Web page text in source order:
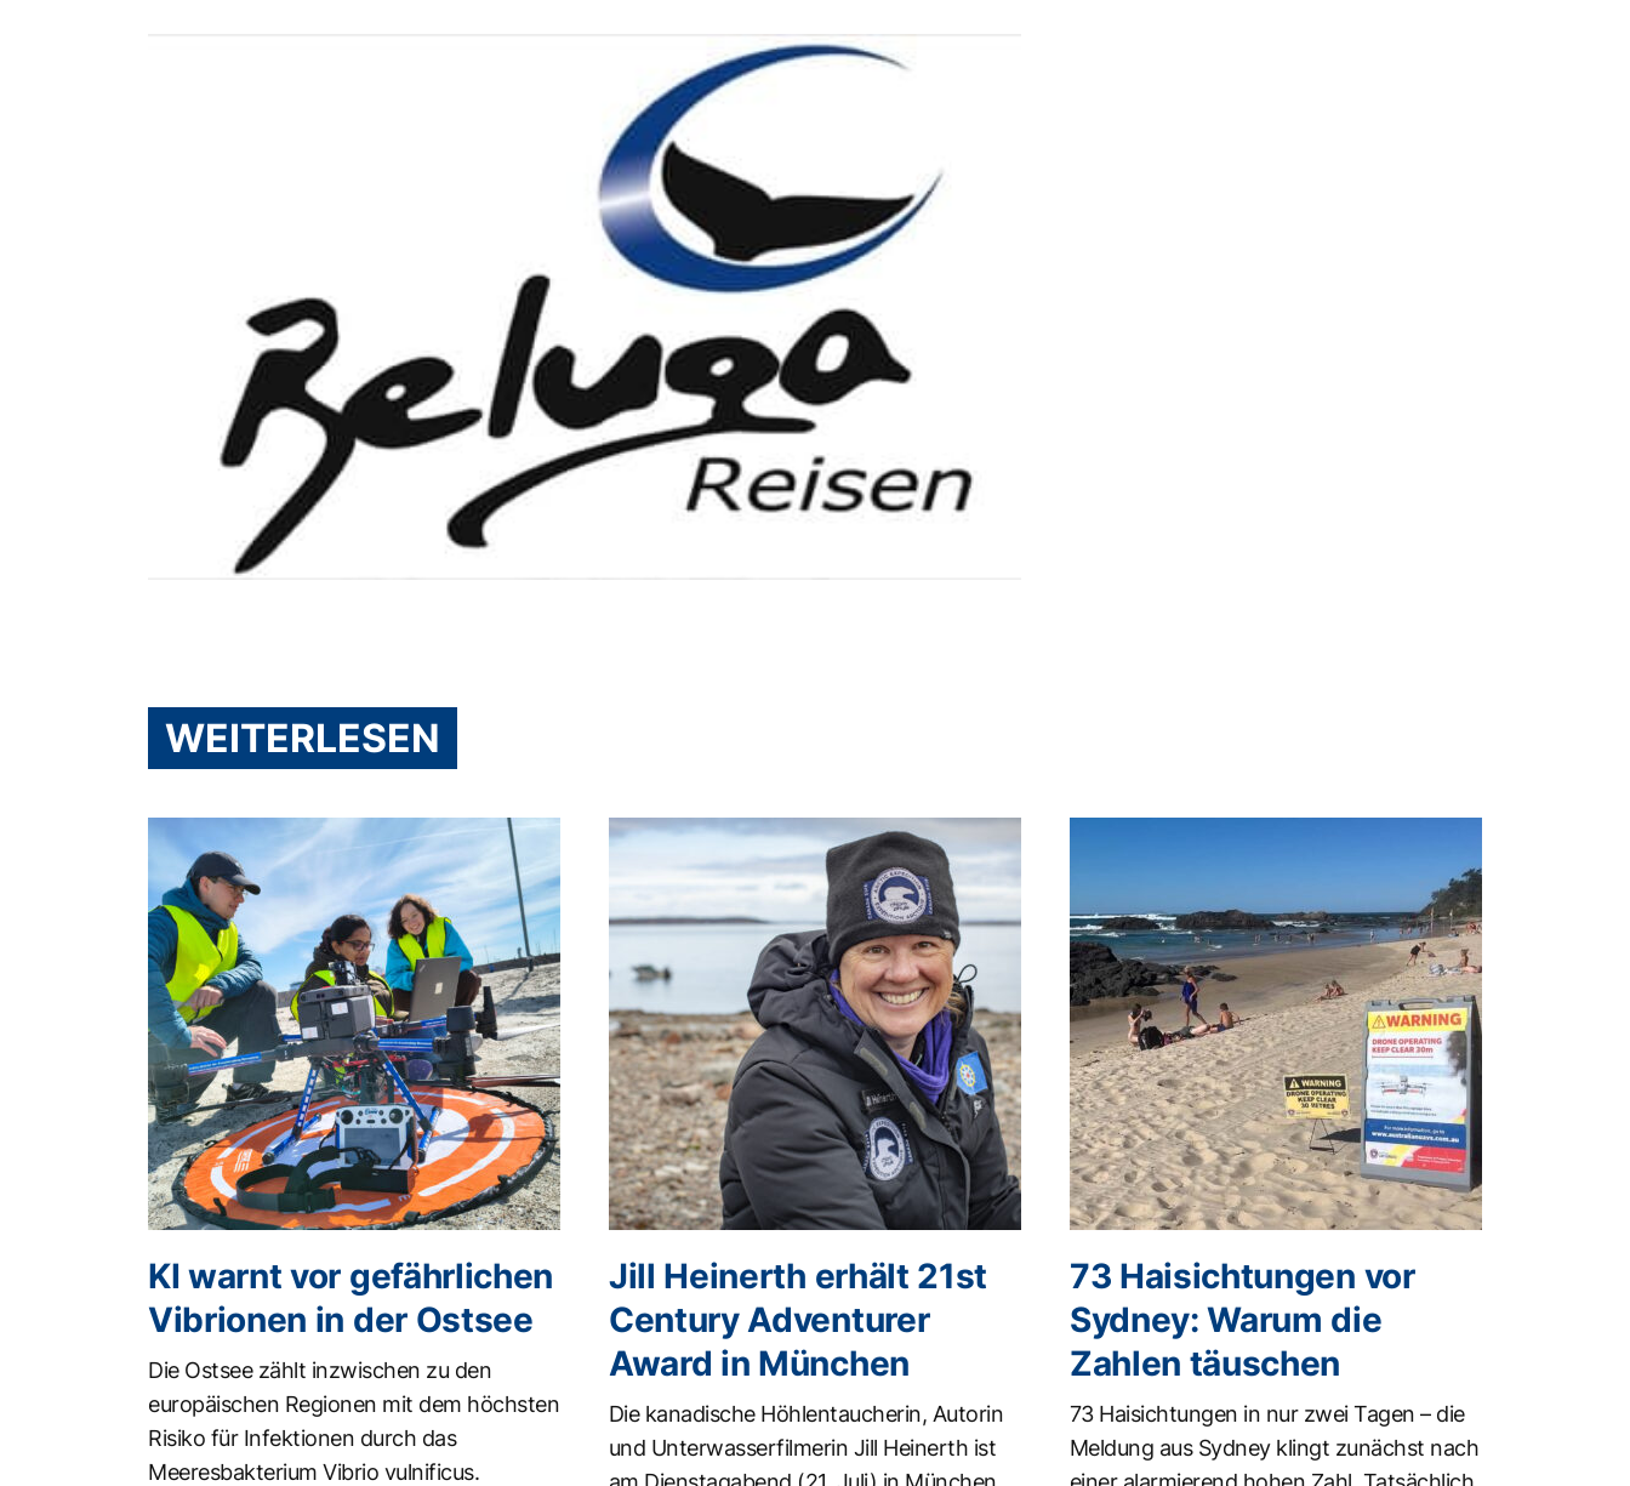
WEITERLESEN
KI warnt vor gefährlichen
Vibrionen in der Ostsee
Die Ostsee zählt inzwischen zu den
europäischen Regionen mit dem höchsten
Risiko für Infektionen durch das
Meeresbakterium Vibrio vulnificus.
Jill Heinerth erhält 21st
Century Adventurer
Award in München
Die kanadische Höhlentaucherin, Autorin
und Unterwasserfilmerin Jill Heinerth ist
73 Haisichtungen vor
Sydney: Warum die
Zahlen täuschen
73 Haisichtungen in nur zwei Tagen – die
Meldung aus Sydney klingt zunächst nach